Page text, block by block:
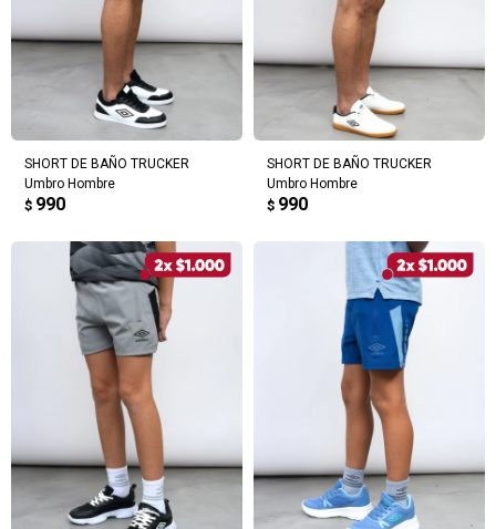
SHORT DE BAÑO TRUCKER
Umbro Hombre
$ 990
SHORT DE BAÑO TRUCKER
Umbro Hombre
$ 990